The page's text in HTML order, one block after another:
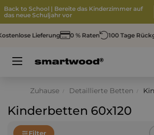
Back to School | Bereite das Kinderzimmer auf
das neue Schuljahr vor
Lieferung 0 % Raten 100 Tage
Umschalten
☰
Zuhause Detaillierte Betten
Kinderbetten 60x120
Filter